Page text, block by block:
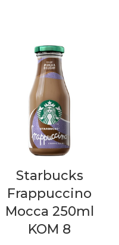
Starbucks
Frappuccino
Mocca 250ml
KOM 8